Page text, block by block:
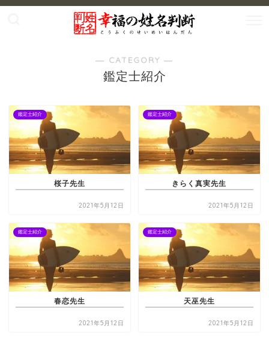
― CATEGORY ―
鑑定士紹介
鑑定士紹介
桜子先生
2021年5月12日
鑑定士紹介
きらく真実先生
2021年5月12日
鑑定士紹介
春恋先生
2021年5月12日
鑑定士紹介
天巫先生
2021年5月12日